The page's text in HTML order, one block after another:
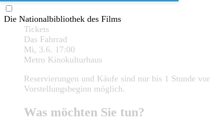
Die Nationalbibliothek des Films
Tickets
Das Fahrrad
Mi, 3.6. 17:00
Metro Kinokulturhaus
Reservierungen und Käufe sind nur bis 1 Stunde vor
Vorstellungsbeginn möglich.
Was möchten Sie tun?